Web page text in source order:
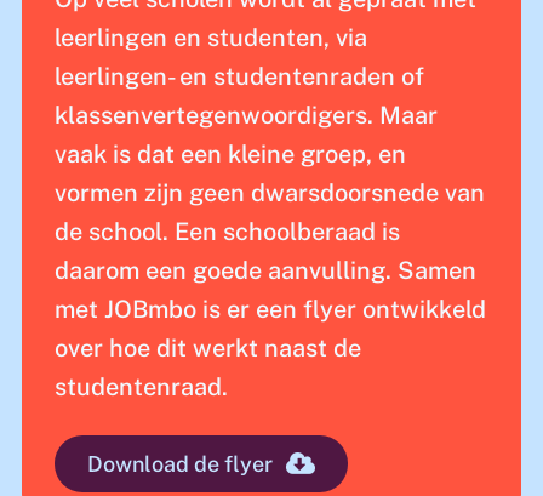
leerlingen en studenten, via
leerlingen- en studentenraden of
klassenvertegenwoordigers. Maar
vaak is dat een kleine groep, en
vormen zijn geen dwarsdoorsnede van
de school. Een schoolberaad is
daarom een goede aanvulling. Samen
met JOBmbo is er een flyer ontwikkeld
over hoe dit werkt naast de
studentenraad.
Download de flyer